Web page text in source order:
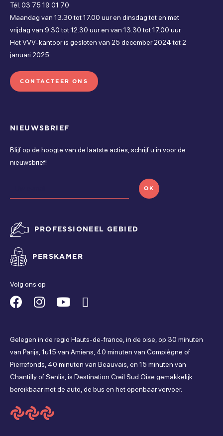
dinsdag
woensdag
Diensten
Begeleider Uitlenen van uitrusting
Tél. 03 75 19 01 70
Maandag van 13.30 tot 17.00 uur en dinsdag tot en met
vrijdag van 9.30 tot 12.30 uur en van 13.30 tot 17.00 uur.
Het VVV-kantoor is gesloten van 25 december 2024 tot 2
januari 2025.
CONTACTEER ONS
NIEUWSBRIEF
Blijf op de hoogte van de laatste acties, schrijf u in voor de
nieuwsbrief!
OK
PROFESSIONEEL GEBIED
PERSKAMER
Volg ons op
Suivez-
sur
Facebook
Suivez-
sur
Instagram
Suivez-
sur
Youtube
sur
Tripadvisor
Gelegen in de regio Hauts-de-france, in de oise, op 30 minuten
van Parijs, 1u15 van Amiens, 40 minuten van Compiègne of
Pierrefonds, 40 minuten van Beauvais, en 15 minuten van
Chantilly of Senlis, is Destination Creil Sud Oise gemakkelijk
bereikbaar met de auto, de bus en het openbaar vervoer.